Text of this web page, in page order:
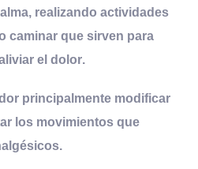
realizando actividades
caminar que sirven para
el dolor.
principalmente modificar
los movimientos que